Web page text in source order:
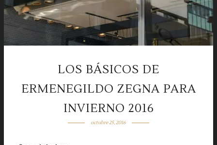
LOS BÁSICOS DE
ERMENEGILDO ZEGNA PARA
INVIERNO 2016
octubre 25, 2016